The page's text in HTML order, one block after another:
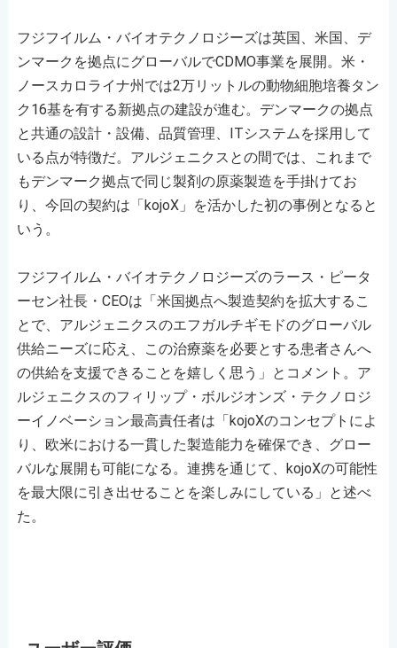
フジフイルム・バイオテクノロジーズは英国、米国、デ
ンマークを拠点にグローバルでCDMO事業を展開。米・
ノースカロライナ州では2万リットルの動物細胞培養タン
ク16基を有する新拠点の建設が進む。デンマークの拠点
と共通の設計・設備、品質管理、ITシステムを採用して
いる点が特徴だ。アルジェニクスとの間では、これまで
もデンマーク拠点で同じ製剤の原薬製造を手掛けてお
り、今回の契約は「kojoX」を活かした初の事例となると
いう。
フジフイルム・バイオテクノロジーズのラース・ピータ
ーセン社長・CEOは「米国拠点へ製造契約を拡大するこ
とで、アルジェニクスのエフガルチギモドのグローバル
供給ニーズに応え、この治療薬を必要とする患者さんへ
の供給を支援できることを嬉しく思う」とコメント。ア
ルジェニクスのフィリップ・ボルジオンズ・テクノロジ
ーイノベーション最高責任者は「kojoXのコンセプトによ
り、欧米における一貫した製造能力を確保でき、グロー
バルな展開も可能になる。連携を通じて、kojoXの可能性
を最大限に引き出せることを楽しみにしている」と述べ
た。